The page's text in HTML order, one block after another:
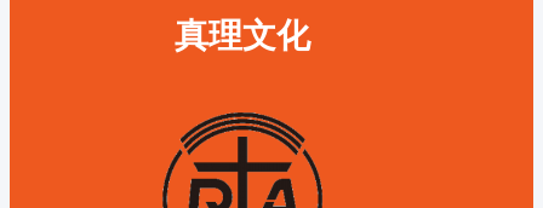
真理文化